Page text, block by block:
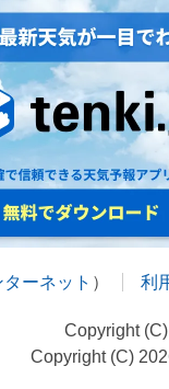
ーネット ） 利
Copyright
Copyright (C)